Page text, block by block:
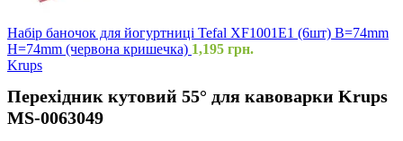
Набір баночок для йогуртниці Tefal XF1001E1 (6шт) B=74mm
H=74mm (червона кришечка) 1,195 грн.
Krups
Перехідник кутовий 55° для кавоварки Krups
MS-0063049